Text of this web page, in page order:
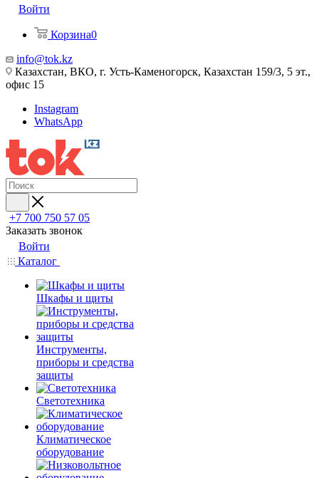
Войти
Корзина0
info@tok.kz
Казахстан, ВКО, г. Усть-Каменогорск, Казахстан 159/3, 5 эт.,
офис 15
Instagram
WhatsApp
+7 700 750 57 05
Заказать звонок
Войти
Каталог
Шкафы и щиты
Инструменты,
приборы и средства
защиты
Светотехника
Климатическое
оборудование